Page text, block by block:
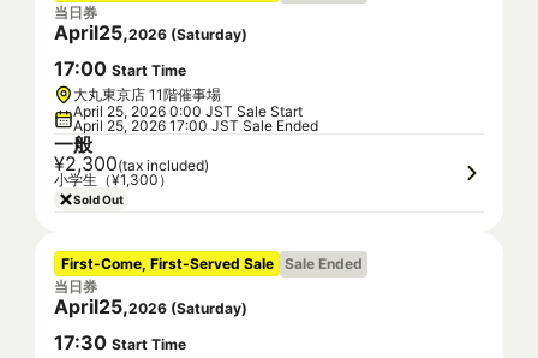
当日券
April25,2026 (Saturday)
17:00 Start Time
大丸東京店 11階催事場
April 25, 2026 0:00 JST Sale Start
April 25, 2026 17:00 JST Sale Ended
一般
¥2,300(tax included)
小学生（¥1,300）
Sold Out
First-Come, First-Served Sale Sale Ended
当日券
April25,2026 (Saturday)
17:30 Start Time